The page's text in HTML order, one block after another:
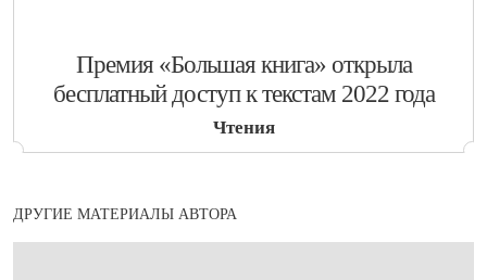
​Премия «Большая книга» открыла
бесплатный доступ к текстам 2022 года
Чтения
ДРУГИЕ МАТЕРИАЛЫ АВТОРА